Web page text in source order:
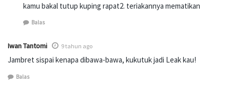
kamu bakal tutup kuping rapat2. teriakannya mematikan
Balas
Iwan Tantomi 9 tahun ago
Jambret sispai kenapa dibawa-bawa, kukutuk jadi Leak kau!
Balas